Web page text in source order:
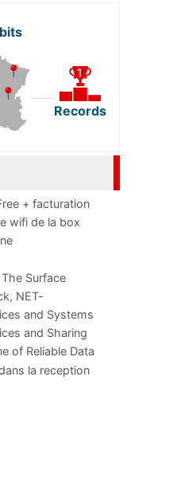
Records
+ facturation
wifi de la box
Surface
NET-
and Systems
and Sharing
of Reliable Data
la reception